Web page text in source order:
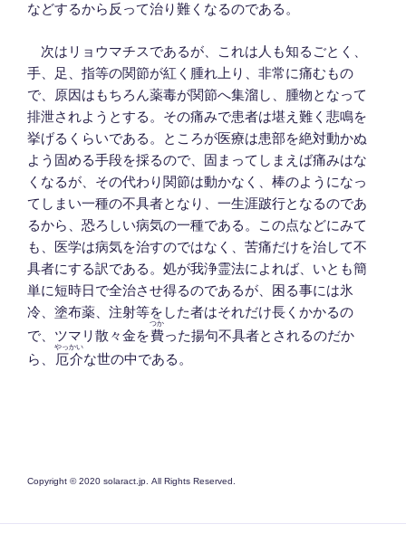
などするから反って治り難くなるのである。
次はリョウマチスであるが、これは人も知るごとく、
手、足、指等の関節が紅く腫れ上り、非常に痛むもの
で、原因はもちろん薬毒が関節へ集溜し、腫物となって
排泄されようとする。その痛みで患者は堪え難く悲鳴を
挙げるくらいである。ところが医療は患部を絶対動かぬ
よう固める手段を採るので、固まってしまえば痛みはな
くなるが、その代わり関節は動かなく、棒のようになっ
てしまい一種の不具者となり、一生涯跛行となるのであ
るから、恐ろしい病気の一種である。この点などにみて
も、医学は病気を治すのではなく、苦痛だけを治して不
具者にする訳である。処が我浄霊法によれば、いとも簡
単に短時日で全治させ得るのであるが、困る事には氷
冷、塗布薬、注射等をした者はそれだけ長くかかるの
で、ツマリ散々金を費
つか
った揚句不具者とされるのだか
ら、
厄介
やっかい
な世の中である。
Copyright © 2020 solaract.jp. All Rights Reserved.